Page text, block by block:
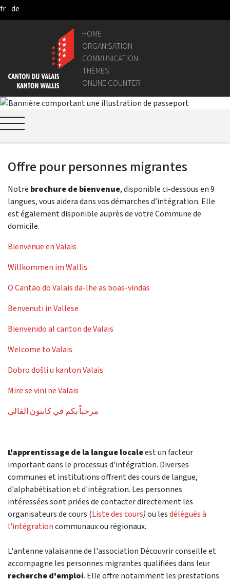
Skip to Main Content
fr de
HOME
ORGANISATION
COMMUNICATION
THÈMES
ONLINE COUNTER
Offre pour personnes migrantes
Notre brochure de bienvenue, disponible ci-dessous en 9
langues, vous aidera dans vos démarches d’intégration. Elle
est également disponible auprès de votre Commune de
domicile.
Bienvenue en Valais
Willkommen im Wallis
O Cantão do Valais da-lhe as boas-vindas
Benvenuti in Vallese
Bienvenido al canton de Valais
Welcome to Valais
Dobro došli u kanton Valais
Mirë se vini në Valais
مرحباً بكم في كانتون الفالي
L'apprentissage de la langue localeest un facteur
important dans le processus d'intégration. Diverses
communes et institutions offrent des cours de langue,
d'alphabétisation et d'intégration. Les personnes
intéressées sont priées de contacter directement les
organisateurs de cours (Liste des cours)ou lesdélégués à
l'intégrationcommunaux ou régionaux.
L'antenne valaisanne de l'association Découvrir conseille et
accompagne les personnes migrantes qualifiées dans leur
recherche d'emploi. Elle offre notamment les prestations